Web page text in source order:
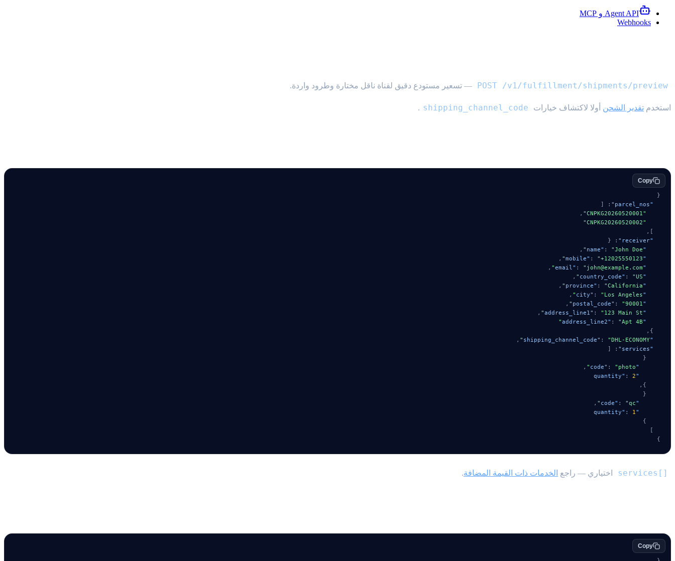
Agent API و MCP
Webhooks
POST /v1/fulfillment/shipments/preview — تسعير مستودع دقيق لقناة ناقل مختارة وطرود واردة.
استخدم تقدير الشحن أولا لاكتشاف خيارات shipping_channel_code
.
Copy
{
"parcel_nos"
:
[
"CNPKG20260520001"
,
"CNPKG20260520002"
]
,
"receiver"
:
{
"name"
: "John Doe"
,
"mobile"
: "+12025550123"
,
"email"
: "john@example.com"
,
"country_code"
: "US"
,
"province"
: "California"
,
"city"
: "Los Angeles"
,
"postal_code"
: "90001"
,
"address_line1"
: "123 Main St"
,
"address_line2"
:
"Apt 4B"
}
,
"shipping_channel_code"
: "DHL-ECONOMY"
,
"services"
:
[
{
"code"
: "photo"
,
"quantity"
:
2
}
,
{
"code"
: "qc"
,
"quantity"
:
1
}
]
}
services[] اختياري — راجع الخدمات ذات القيمة المضافة.
Copy